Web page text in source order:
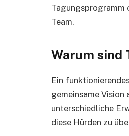
Tagungsprogramm
Team.
Warum sind
Ein
gemeinsame
unterschiedliche
diese Hürden zu